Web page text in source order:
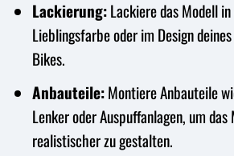
Lackierung:Lackiere das Modell
Lieblingsfarbe oder im Design
Bikes.
Anbauteile:Montiere Anbauteile
Lenker oder Auspuffanlagen, um das
realistischer zu gestalten.